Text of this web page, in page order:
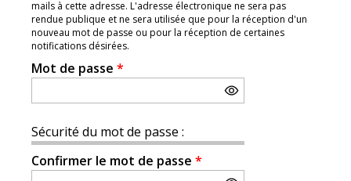
mails à cette adresse. L'adresse électronique ne sera pas
rendue publique et ne sera utilisée que pour la réception d'un
nouveau mot de passe ou pour la réception de certaines
notifications désirées.
Mot de passe *
Sécurité du mot de passe :
Confirmer le mot de passe *